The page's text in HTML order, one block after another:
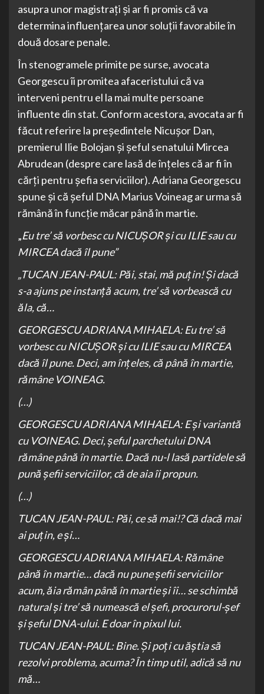
asupra unor magistrați și ar fi promis că va
determina influențarea unor soluții favorabile în
două dosare penale.
În stenogramele primite pe surse, avocata
Georgescu îi promitea afaceristului că va
interveni pentru el la mai multe persoane
influente din stat. Conform acestora, avocata ar fi
făcut referire la președintele Nicușor Dan,
premierul Ilie Bolojan și șeful senatului Mircea
Abrudean (despre care lasă de înțeles că ar fi în
cărți pentru șefia serviciilor). Adriana Georgescu
spune și că șeful DNA Marius Voineag ar urma să
rămână în funcție măcar până în martie.
„Eu tre’ să vorbesc cu NICUȘOR și cu ILIE sau cu
MIRCEA dacă îl pune”
„TUCAN JEAN-PAUL: Păi, stai, mă puțin! Și dacă
s-a ajuns pe instanță acum, tre’ să vorbească cu
ăla, că…
GEORGESCU ADRIANA MIHAELA: Eu tre’ să
vorbesc cu NICUȘOR și cu ILIE sau cu MIRCEA
dacă îl pune. Deci, am înțeles, că până în martie,
rămâne VOINEAG.
(…)
GEORGESCU ADRIANA MIHAELA: E și variantă
cu VOINEAG. Deci, șeful parchetului DNA
rămâne până în martie. Dacă nu-l lasă partidele să
pună șefii serviciilor, că de aia îi propun.
(…)
TUCAN JEAN-PAUL: Păi, ce să mai!? Că dacă mai
ai puțin, e și…
GEORGESCU ADRIANA MIHAELA: Rămâne
până în martie… dacă nu pune șefii serviciilor
acum, ăia rămân până în martie și îi… se schimbă
natural și tre’ să numească el șefi, procurorul-șef
și șeful DNA-ului. E doar în pixul lui.
TUCAN JEAN-PAUL: Bine. Și poți cu ăștia să
rezolvi problema, acuma? În timp util, adică să nu
mă…